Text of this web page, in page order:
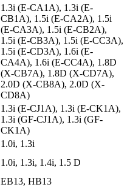
1.3i (E-CA1A), 1.3i (E-
CB1A), 1.5i (E-CA2A), 1.5i
(E-CA3A), 1.5i (E-CB2A),
1.5i (E-CB3A), 1.5i (E-CC3A),
1.5i (E-CD3A), 1.6i (E-
CA4A), 1.6i (E-CC4A), 1.8D
(X-CB7A), 1.8D (X-CD7A),
2.0D (X-CB8A), 2.0D (X-
CD8A)
1.3i (E-CJ1A), 1.3i (E-CK1A),
1.3i (GF-CJ1A), 1.3i (GF-
CK1A)
1.0i, 1.3i
1.0i, 1.3i, 1.4i, 1.5 D
EB13, HB13